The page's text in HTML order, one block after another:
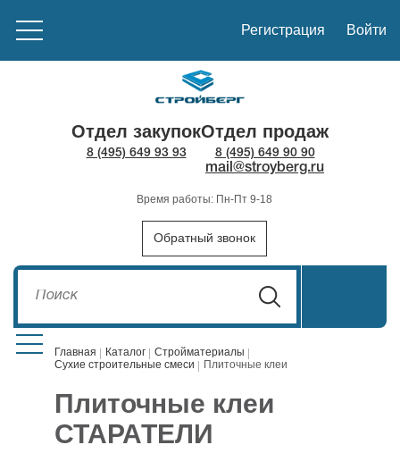
Регистрация Войти
Отдел закупок
8 (495) 649 93 93
Отдел продаж
8 (495) 649 90 90
mail@stroyberg.ru
Время работы: Пн-Пт 9-18
Обратный звонок
Отделочные
материалы
5927
Главная Каталог
Стройматериалы
Сухие строительные смеси
Плиточные клеи
Плиточные клеи
СТАРАТЕЛИ